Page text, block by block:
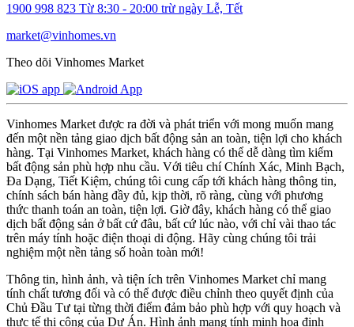
1900 998 823 Từ 8:30 - 20:00 trừ ngày Lễ, Tết
market@vinhomes.vn
Theo dõi Vinhomes Market
Vinhomes Market được ra đời và phát triển với mong muốn mang
đến một nền tảng giao dịch bất động sản an toàn, tiện lợi cho khách
hàng. Tại Vinhomes Market, khách hàng có thể dễ dàng tìm kiếm
bất động sản phù hợp nhu cầu. Với tiêu chí Chính Xác, Minh Bạch,
Đa Dạng, Tiết Kiệm, chúng tôi cung cấp tới khách hàng thông tin,
chính sách bán hàng đầy đủ, kịp thời, rõ ràng, cùng với phương
thức thanh toán an toàn, tiện lợi. Giờ đây, khách hàng có thể giao
dịch bất động sản ở bất cứ đâu, bất cứ lúc nào, với chỉ vài thao tác
trên máy tính hoặc điện thoại di động. Hãy cùng chúng tôi trải
nghiệm một nền tảng số hoàn toàn mới!
Thông tin, hình ảnh, và tiện ích trên Vinhomes Market chỉ mang
tính chất tương đối và có thể được điều chỉnh theo quyết định của
Chủ Đầu Tư tại từng thời điểm đảm bảo phù hợp với quy hoạch và
thực tế thi công của Dự Án. Hình ảnh mang tính minh họa định